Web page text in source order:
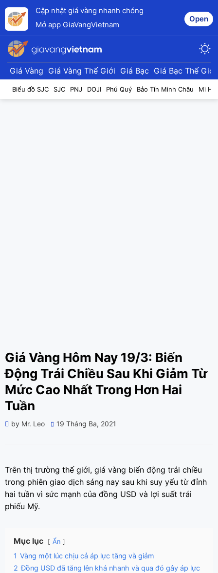
Cập nhật giá vàng nhanh chóng
Mở app GiaVangVietnam
Open
Giá Vàng Giá Vàng Thế Giới Giá Bạc Giá Bạc Thế Giới
Biểu đồ SJC SJC PNJ DOJI Phú Quý Bảo Tín Minh Châu Mi
Giá Vàng Hôm Nay 19/3: Biến
Động Trái Chiều Sau Khi Giảm Từ
Mức Cao Nhất Trong Hơn Hai
Tuần
by Mr. Leo
Posted
19 Tháng Ba, 2021
Trên thị trường thế giới, giá vàng biến động trái chiều
trong phiên giao dịch sáng nay sau khi suy yếu từ đỉnh
hai tuần vì sức mạnh của đồng USD và lợi suất trái
phiếu Mỹ.
Mục lục Ẩn
1 Vàng một lúc chịu cả áp lực tăng và giảm
2 Đồng USD đã tăng lên khá nhanh và qua đó gây áp lực